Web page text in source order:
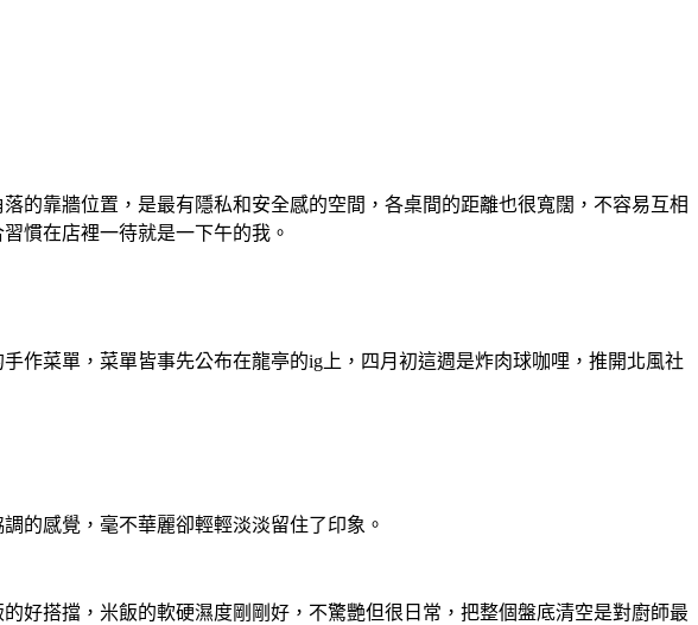
的靠牆位置，是最有隱私和安全感的空間，各桌間的距離也很寬闊，不容易互相
慣在店裡一待就是一下午的我。
作菜單，菜單皆事先公布在龍亭的ig上，四月初這週是炸肉球咖哩，推開北風社
的感覺，毫不華麗卻輕輕淡淡留住了印象。
好搭擋，米飯的軟硬濕度剛剛好，不驚艷但很日常，把整個盤底清空是對廚師最